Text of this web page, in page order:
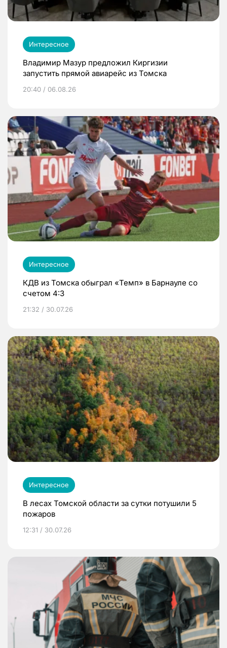
Интересное
Владимир Мазур предложил Киргизии
запустить прямой авиарейс из Томска
20:40 / 06.08.26
Интересное
КДВ из Томска обыграл «Темп» в Барнауле со
счетом 4:3
21:32 / 30.07.26
Интересное
В лесах Томской области за сутки потушили 5
пожаров
12:31 / 30.07.26